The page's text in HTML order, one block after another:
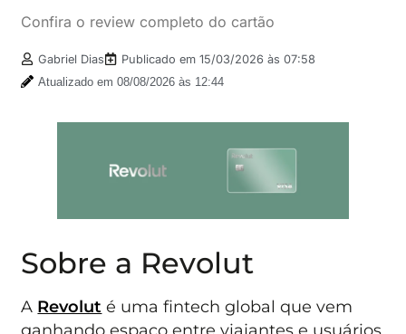
Confira o review completo do cartão
Gabriel Dias Publicado em15/03/2026 às 07:58
Atualizado em 08/08/2026 às 12:44
Sobre a Revolut
A Revolut é uma fintech global que vem
ganhando espaço entre viajantes e usuários